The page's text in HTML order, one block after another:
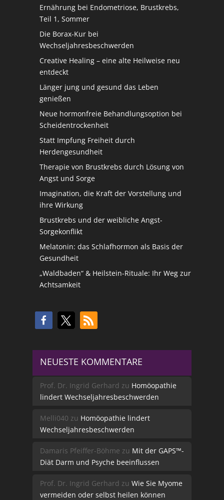
Ernährung bei Endometriose, Brustkrebs,
Teil 1, Sommer
Die Borax-Kur bei
Wechseljahresbeschwerden
Creative Healing – eine alte Heilweise neu
entdeckt
Länger jung und gesund das Leben
genießen
Neue hormonfreie Behandlungsoption bei
Scheidentrockenheit
Statt Impfung Freiheit durch
Herdengesundheit
Therapie von Brustkrebs durch Lösung von
Angst und Sorge
Imagination, die Kraft der Vorstellung und
ihre Wirkung
Brustkrebs und der weibliche Angst-
Sorgekonflikt
Melatonin: das Schlafhormon als Basis der
Gesundheit
„Waldbaden“ & Heilstein-Rituale: Ihr Weg zur
Achtsamkeit
NEUESTE KOMMENTARE
Prof. Dr. Ingrid Gerhard zu Homöopathie
lindert Wechseljahresbeschwerden
Melli040 zu Homöopathie lindert
Wechseljahresbeschwerden
Damaris Pfeiffer-Böhme zu Mit der GAPS™-
Diät Darm und Psyche beeinflussen
Prof. Dr. Ingrid Gerhard zu Wie Sie Myome
vermeiden oder selbst heilen können